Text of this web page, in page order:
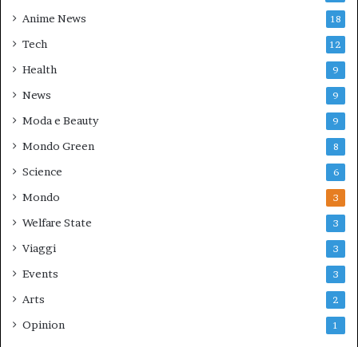
Anime News 18
Tech 12
Health 9
News 9
Moda e Beauty 9
Mondo Green 8
Science 6
Mondo 3
Welfare State 3
Viaggi 3
Events 3
Arts 2
Opinion 1